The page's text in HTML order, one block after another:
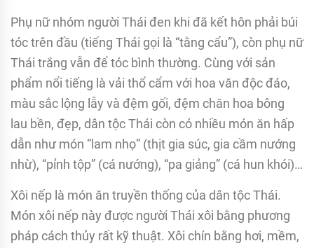
Phụ nữ nhóm người Thái đen khi đã kết hôn phải búi
tóc trên đầu (tiếng Thái gọi là “tằng cẩu”), còn phụ nữ
Thái trắng vẫn để tóc bình thường. Cùng với sản
phẩm nổi tiếng là vải thổ cẩm với hoa văn độc đáo,
màu sắc lộng lẫy và đệm gối, đệm chăn hoa bông
lau bền, đẹp, dân tộc Thái còn có nhiều món ăn hấp
dẫn như món “lam nhọ” (thịt gia súc, gia cầm nướng
nhừ), “pỉnh tộp” (cá nướng), “pa giảng” (cá hun khói)…
Xôi nếp là món ăn truyền thống của dân tộc Thái.
Món xôi nếp này được người Thái xôi bằng phương
pháp cách thủy rất kỹ thuật. Xôi chín bằng hơi, mềm,